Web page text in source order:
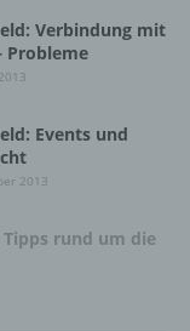
Verbindung mit
Probleme
Events und
2013
rund um die
so
Angebot
zu
ist